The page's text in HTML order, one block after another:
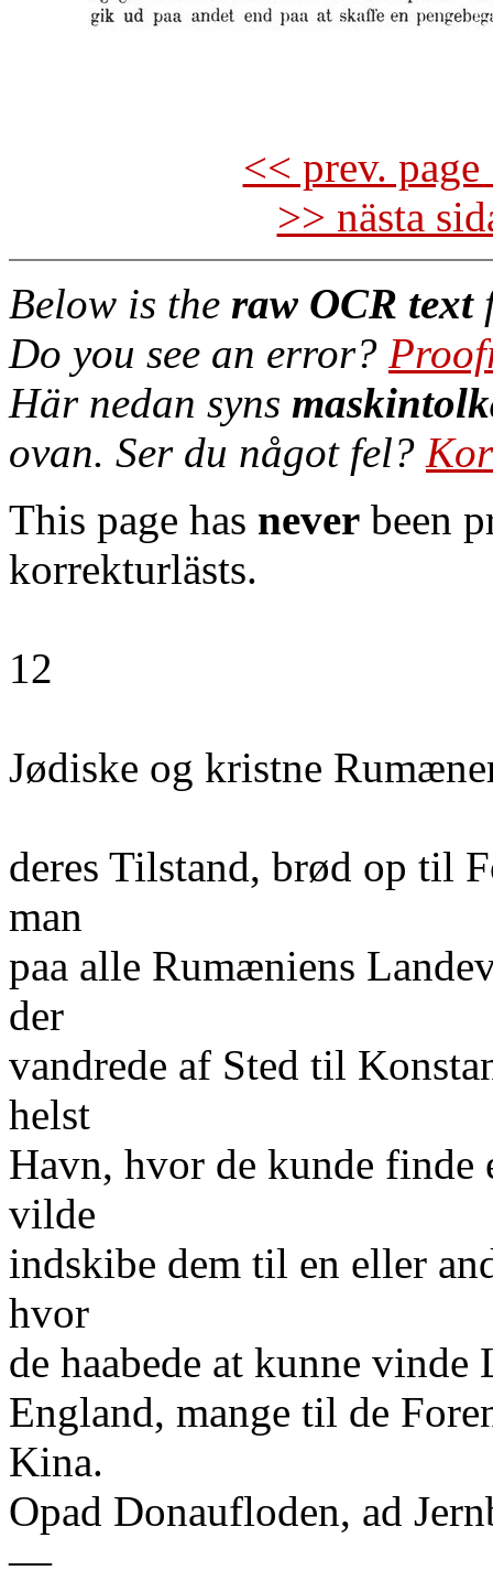
<< prev.
>> nästa
Below is the raw OCR text
Do you see an error?
Här nedan syns
ovan. Ser du något fel?
This page has never been
korrekturlästs.
12
Jødiske og kristne
deres Tilstand, brød op til
man
paa alle Rumæniens
der
vandrede af Sted til
helst
Havn, hvor de kunde finde
vilde
indskibe dem til en eller
hvor
de haabede at kunne
England, mange til de
Kina.
Opad Donaufloden, ad
—